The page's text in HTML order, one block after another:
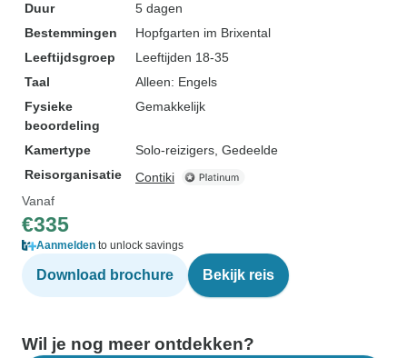
Duur
5 dagen
Bestemmingen
Hopfgarten im Brixental
Leeftijdsgroep
Leeftijden 18-35
Taal
Alleen: Engels
Fysieke
beoordeling
Gemakkelijk
Kamertype
Solo-reizigers, Gedeelde
Reisorganisatie
Contiki
Vanaf
€335
Aanmelden to unlock savings
Download brochure Bekijk reis
Wil je nog meer ontdekken?